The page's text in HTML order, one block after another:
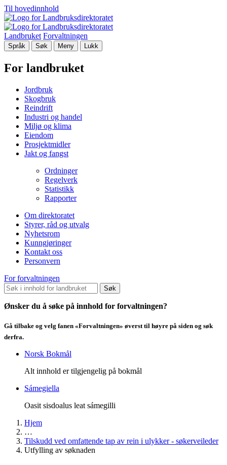
Til hovedinnhold
Landbruket Forvaltningen
Språk Søk Meny Lukk
For landbruket
Jordbruk
Skogbruk
Reindrift
Industri og handel
Miljø og klima
Eiendom
Prosjektmidler
Jakt og fangst
Ordninger
Regelverk
Statistikk
Rapporter
Om direktoratet
Styrer, råd og utvalg
Nyhetsrom
Kunngjøringer
Kontakt oss
Personvern
For forvaltningen
Søk
Ønsker du å søke på innhold for forvaltningen?
Gå tilbake og velg fanen «Forvaltningen» øverst til høyre på siden og søk
derfra.
Norsk Bokmål
Alt innhold er tilgjengelig på bokmål
Sámegiella
Oasit sisdoalus leat sámegilli
Hjem
…
Tilskudd ved omfattende tap av rein i ulykker - søkerveileder
Utfylling av søknaden